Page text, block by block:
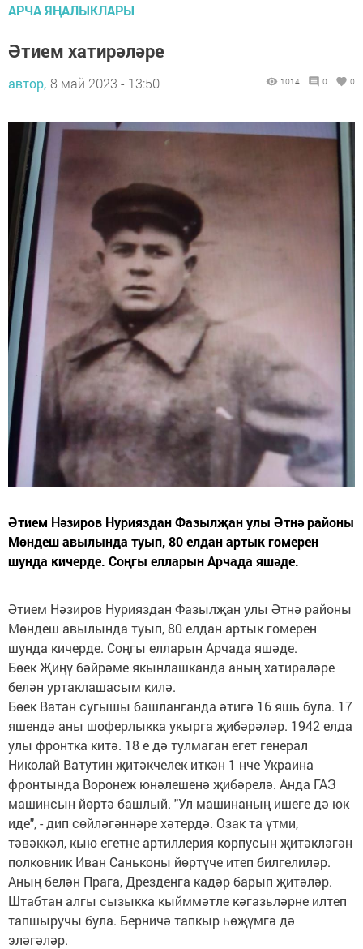
АРЧА ЯҢАЛЫКЛАРЫ
Әтием хатирәләре
автор, 8 май 2023 - 13:50 1014 0 0
Әтием Нәзиров Нурияздан Фазылҗан улы Әтнә районы
Мөндеш авылында туып, 80 елдан артык гомерен
шунда кичерде. Соңгы елларын Арчада яшәде.
Әтием Нәзиров Нурияздан Фазылҗан улы Әтнә районы
Мөндеш авылында туып, 80 елдан артык гомерен
шунда кичерде. Соңгы елларын Арчада яшәде.
Бөек Җиңү бәйрәме якынлашканда аның хатирәләре
белән уртаклашасым килә.
Бөек Ватан сугышы башланганда әтигә 16 яшь була. 17
яшендә аны шоферлыкка укырга җибәрәләр. 1942 елда
улы фронтка китә. 18 е дә тулмаган егет генерал
Николай Ватутин җитәкчелек иткән 1 нче Украина
фронтында Воронеж юнәлешенә җибәрелә. Анда ГАЗ
машинсын йөртә башлый. "Ул машинаның ишеге дә юк
иде", - дип сөйләгәннәре хәтердә. Озак та үтми,
тәвәккәл, кыю егетне артиллерия корпусын җитәкләгән
полковник Иван Саньконы йөртүче итеп билгелиләр.
Аның белән Прага, Дрезденга кадәр барып җитәләр.
Штабтан алгы сызыкка кыйммәтле кәгазьләрне илтеп
тапшыручы була. Берничә тапкыр һөҗүмгә дә
эләгәләр.